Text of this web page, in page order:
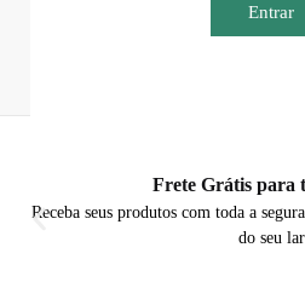
Entrar
Frete Grátis para
Receba seus produtos com toda a
do seu lar